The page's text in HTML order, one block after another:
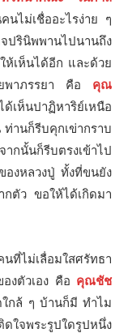
นไม่เชื่ออะไรง่าย ๆ
ปรินิพพานไปนานถึง
ห้เห็นได้อีก และด้วย
พาภรรยา คือ คุณ
เห็นปาฏิหาริย์เหนือ
านก็รีบคุกเข่ากราบ
กนั้นก็รีบตรงเข้าไป
องหลวงปู่ ทั้งที่ขนยัง
กตัว ขอให้ได้เกิดมา
นที่ไม่เลื่อมใสศรัทธา
งตัวเอง คือ คุณชัช
ใกล้ ๆ บ้านก็มี ทำไม
ใจพระรูปใดรูปหนึ่ง